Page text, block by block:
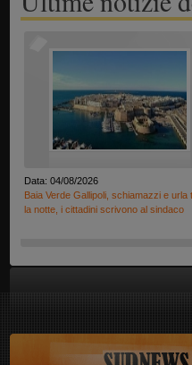
Data: 04/08/2026
Baia Verde Gallipoli, schiamazzi e urla
la notte, i cittadini scrivono al sindaco